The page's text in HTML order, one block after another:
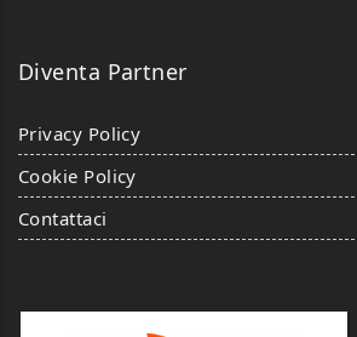
Diventa Partner
Privacy Policy
Cookie Policy
Contattaci